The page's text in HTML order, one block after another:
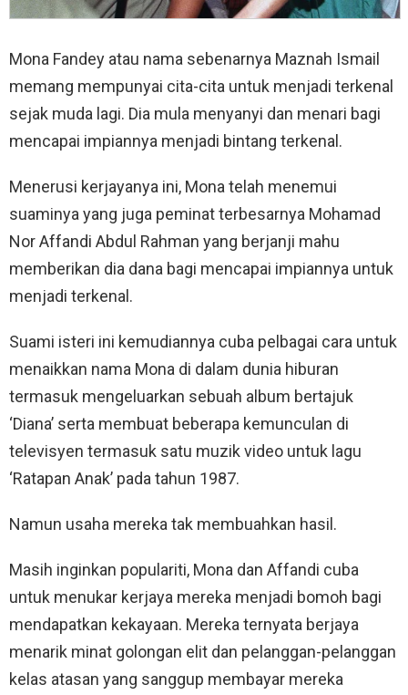
Mona Fandey atau nama sebenarnya Maznah Ismail
memang mempunyai cita-cita untuk menjadi terkenal
sejak muda lagi. Dia mula menyanyi dan menari bagi
mencapai impiannya menjadi bintang terkenal.
Menerusi kerjayanya ini, Mona telah menemui
suaminya yang juga peminat terbesarnya Mohamad
Nor Affandi Abdul Rahman yang berjanji mahu
memberikan dia dana bagi mencapai impiannya untuk
menjadi terkenal.
Suami isteri ini kemudiannya cuba pelbagai cara untuk
menaikkan nama Mona di dalam dunia hiburan
termasuk mengeluarkan sebuah album bertajuk
‘Diana’ serta membuat beberapa kemunculan di
televisyen termasuk satu muzik video untuk lagu
‘Ratapan Anak’ pada tahun 1987.
Namun usaha mereka tak membuahkan hasil.
Masih inginkan populariti, Mona dan Affandi cuba
untuk menukar kerjaya mereka menjadi bomoh bagi
mendapatkan kekayaan. Mereka ternyata berjaya
menarik minat golongan elit dan pelanggan-pelanggan
kelas atasan yang sanggup membayar mereka